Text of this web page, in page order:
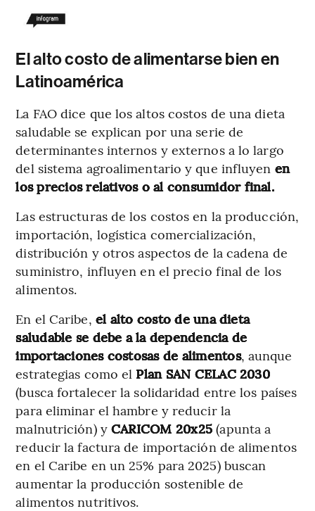
El alto costo de alimentarse bien en
Latinoamérica
La FAO dice que los altos costos de una dieta
saludable se explican por una serie de
determinantes internos y externos a lo largo
del sistema agroalimentario y que influyen en
los precios relativos o al consumidor final.
Las estructuras de los costos en la producción,
importación, logística comercialización,
distribución y otros aspectos de la cadena de
suministro, influyen en el precio final de los
alimentos.
En el Caribe, el alto costo de una dieta
saludable se debe a la dependencia de
importaciones costosas de alimentos, aunque
estrategias como el Plan SAN CELAC 2030
(busca fortalecer la solidaridad entre los países
para eliminar el hambre y reducir la
malnutrición) y CARICOM 20x25(apunta a
reducir la factura de importación de alimentos
en el Caribe en un 25% para 2025) buscan
aumentar la producción sostenible de
alimentos nutritivos.